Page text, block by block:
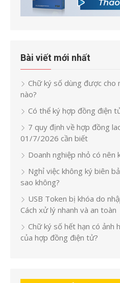
Bài viết mới nhất
Chữ ký số dùng được cho
nào?
Có thể ký hợp đồng điện
7 quy định về hợp đồng
01/7/2026 cần biết
Doanh nghiệp nhỏ có nên
Nghỉ việc không ký biên
sao không?
USB Token bị khóa do
Cách xử lý nhanh và an toàn
Chữ ký số hết hạn có ảnh
của hợp đồng điện tử?